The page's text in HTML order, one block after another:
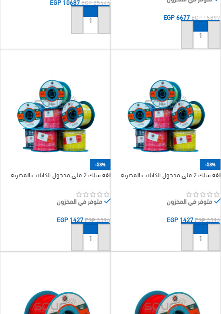
EGP15897
EGP6677
إضافة إلى السلة
إضافة إلى السلة
-58%
لفة سلك 2 ملى مجدول الكابلات المصرية
متوفر في المخزون
EGP3396
EGP1427
إضافة إلى السلة
-58%
لفة سلك 2 ملى مجدول الكابلات المصرية
متوفر في المخزون
EGP3396
EGP1427
إضافة إلى السلة